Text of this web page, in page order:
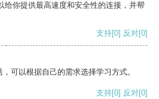
给你提供最高速度和安全性的连接，并帮
支持[0] 反对[0]
可以根据自己的需求选择学习方式。
支持[0] 反对[0]